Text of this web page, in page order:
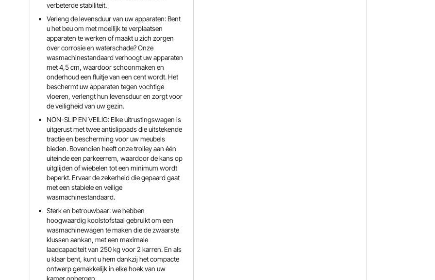
verbeterde stabiliteit.
Verleng de levensduur van uw apparaten: Bent
u het beu om met moeilijk te verplaatsen
apparaten te werken of maakt u zich zorgen
over corrosie en waterschade? Onze
wasmachinestandaard verhoogt uw apparaten
met 4,5 cm, waardoor schoonmaken en
onderhoud een fluitje van een cent wordt. Het
beschermt uw apparaten tegen vochtige
vloeren, verlengt hun levensduur en zorgt voor
de veiligheid van uw gezin.
NON-SLIP EN VEILIG: Elke uitrustingswagen is
uitgerust met twee antislippads die uitstekende
tractie en bescherming voor uw meubels
bieden. Bovendien heeft onze trolley aan één
uiteinde een parkeerrem, waardoor de kans op
uitglijden of wiebelen tot een minimum wordt
beperkt. Ervaar de zekerheid die gepaard gaat
met een stabiele en veilige
wasmachinestandaard.
Sterk en betrouwbaar: we hebben
hoogwaardig koolstofstaal gebruikt om een ​​
wasmachinewagen te maken die de zwaarste
klussen aankan, met een maximale
laadcapaciteit van 250 kg voor 2 karren. En als
u klaar bent, kunt u hem dankzij het compacte
ontwerp gemakkelijk in elke hoek van uw
kamer opbergen.